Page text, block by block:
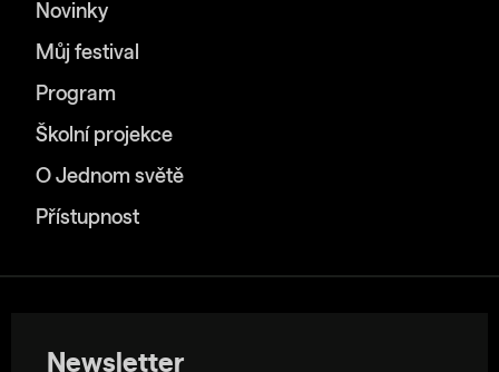
Novinky
Můj festival
Program
Školní projekce
O Jednom světě
Přístupnost
Newsletter